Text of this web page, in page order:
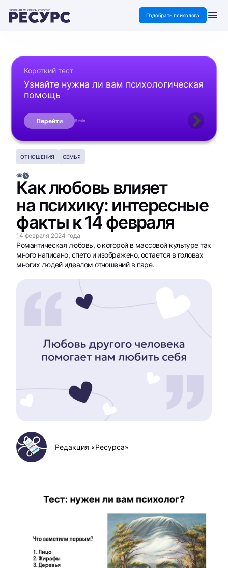
ЖУРНАЛ СЕРВИСА PSYPSY
Подобрать психолога
Короткий тест
Узнайте нужна ли вам психологическая
помощь
Перейти 5 min
ОТНОШЕНИЯ СЕМЬЯ
Как любовь влияет
на психику: интересные
факты к 14 февраля
14 февраля 2024 года
Романтическая любовь, о которой в массовой культуре так
много написано, спето и изображено, остается в головах
многих людей идеалом отношений в паре.
Редакция «Ресурса»